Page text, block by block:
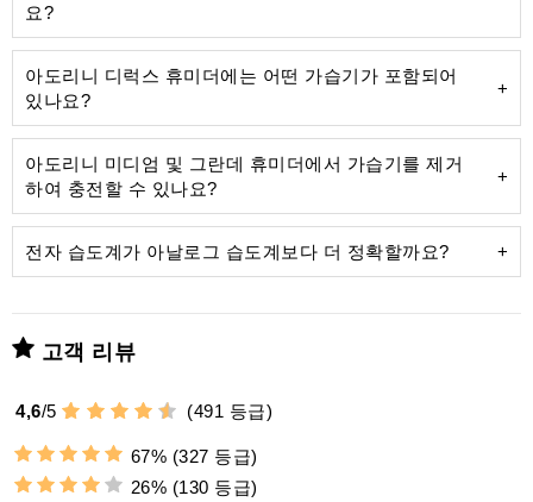
가습기를
증류수를
아도리니는
요?
디럭스 가습기
사전 보정된 정밀한 습도계
구성품을 삽입합니다:
아도리니 디럭스 휴미더에는 어떤 가습기가 포함되어
있나요?
아크릴 폴리머 플리스를
최고의 정밀도:
자석 부착:
범용적인 사용성:
아도리니 미디엄 및 그란데 휴미더에서 가습기를 제거
하여 충전할 수 있나요?
전자 습도계가 아날로그 습도계보다 더 정확할까요?
고객 리뷰
4,6/5 (491 등급)
67% (327 등급)
26% (130 등급)